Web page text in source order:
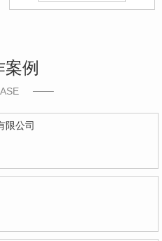
例
限公司